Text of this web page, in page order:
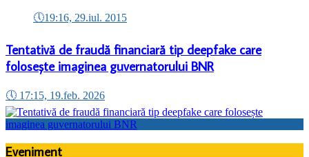
🕔19:16, 29.iul. 2015
Tentativă de fraudă financiară tip deepfake care
folosește imaginea guvernatorului BNR
🕔 17:15, 19.feb. 2026
Eveniment